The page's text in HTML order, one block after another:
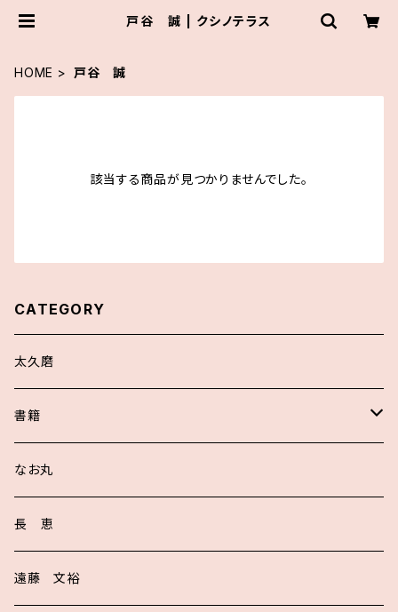
戸谷 誠 | クシノテラス
HOME 戸谷 誠
該当する商品が見つかりませんでした。
CATEGORY
太久磨
書籍
サイン入り
なお丸
長 恵
遠藤 文裕